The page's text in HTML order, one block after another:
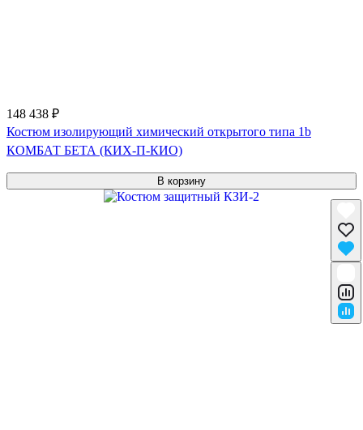
148 438 ₽
Костюм изолирующий химический открытого типа 1b
КОМБАТ БЕТА (КИХ-П-КИО)
В корзину